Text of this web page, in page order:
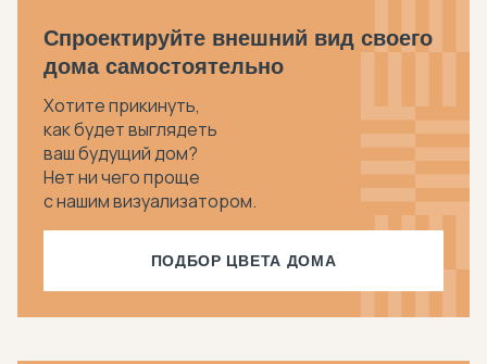
Спроектируйте внешний вид своего
дома самостоятельно
Хотите прикинуть,
как будет выглядеть
ваш будущий дом?
Нет ни чего проще
с нашим визуализатором.
ПОДБОР ЦВЕТА ДОМА